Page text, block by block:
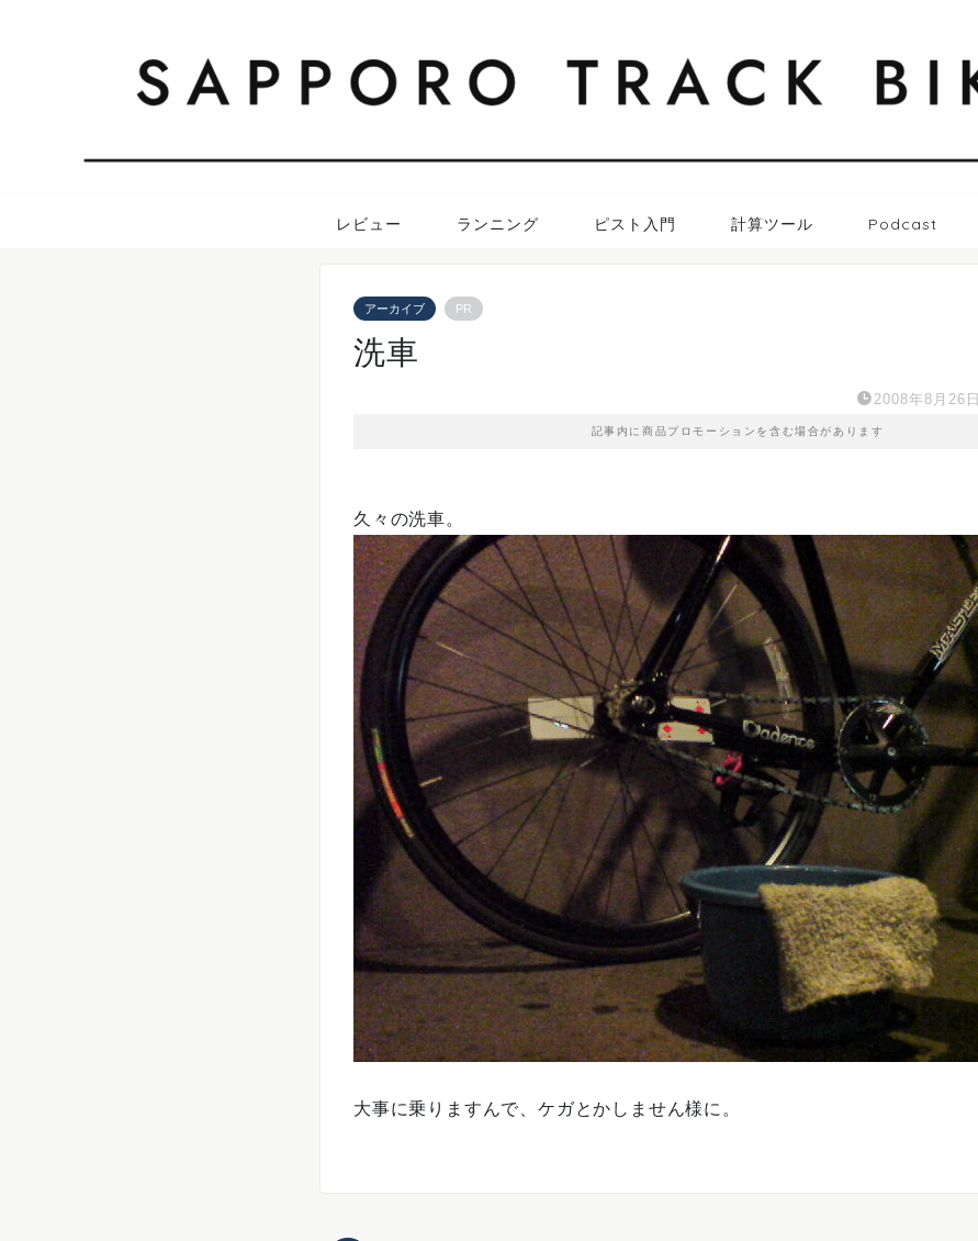
レビュー ランニング ピスト入門 計算ツール Podcast
アーカイブ PR
洗車
2008年8月26日
記事内に商品プロモーションを含む場合があります
久々の洗車。
大事に乗りますんで、ケガとかしません様に。